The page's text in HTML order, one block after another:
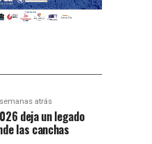
atrás
deja un legado
las canchas